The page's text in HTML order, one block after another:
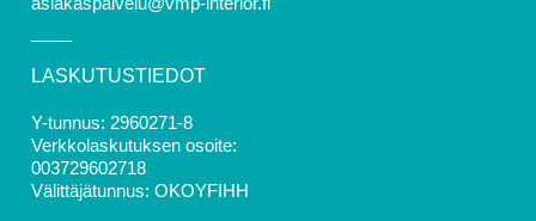
LASKUTUSTIEDOT
Y-tunnus: 2960271-8
Verkkolaskutuksen osoite:
003729602718
Välittäjätunnus: OKOYFIHH